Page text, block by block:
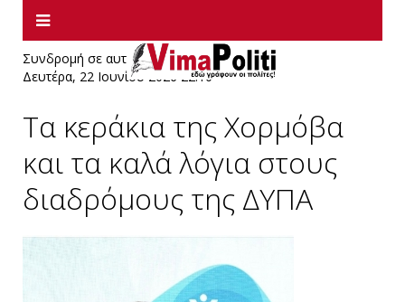
Συνδρομή σε αυτήν την τροφοδοσία RSS
Δευτέρα, 22 Ιουνίου 2026 22:10
Τα κεράκια της Χορμόβα
και τα καλά λόγια στους
διαδρόμους της ΔΥΠΑ